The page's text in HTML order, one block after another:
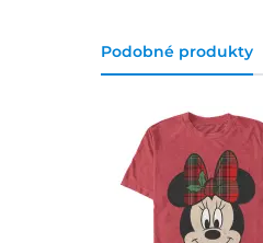
Podobné produkty